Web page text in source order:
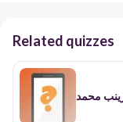
Related quizzes